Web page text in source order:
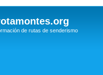
de rutas de senderismo